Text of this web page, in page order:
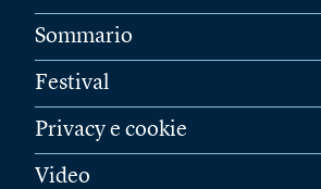
Sommario
Festival
Privacy e cookie
Video